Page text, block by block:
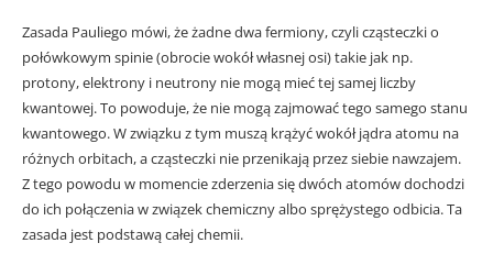
Zasada Pauliego mówi, że żadne dwa fermiony, czyli cząsteczki o
połówkowym spinie (obrocie wokół własnej osi) takie jak np.
protony, elektrony i neutrony nie mogą mieć tej samej liczby
kwantowej. To powoduje, że nie mogą zajmować tego samego stanu
kwantowego. W związku z tym muszą krążyć wokół jądra atomu na
różnych orbitach, a cząsteczki nie przenikają przez siebie nawzajem.
Z tego powodu w momencie zderzenia się dwóch atomów dochodzi
do ich połączenia w związek chemiczny albo sprężystego odbicia. Ta
zasada jest podstawą całej chemii.